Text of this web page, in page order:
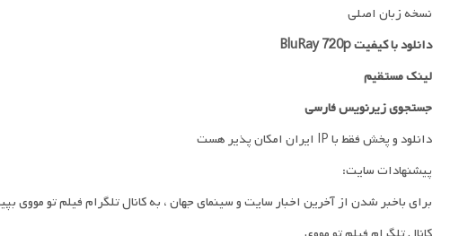
نسخه زبان اصلی
دانلود با کیفیت BluRay 720p
لینک مستقیم
جستجوی زیرنویس فارسی
دانلود و پخش فقط با IP ایران امکان پذیر هست
پیشنهادات سایت:
برای باخبر شدن از آخرین اخبار سایت و سینمای جهان ، به کانال تلگرام فیلم تو مووی